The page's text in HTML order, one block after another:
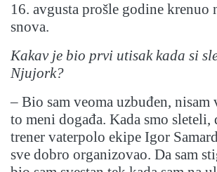
16. avgusta prošle godine krenuo
snova.
Kakav je bio prvi utisak kada si
Njujork?
– Bio sam veoma uzbuđen, nisam
to meni događa. Kada smo sleteli,
trener vaterpolo ekipe Igor
sve dobro organizovao. Da sam